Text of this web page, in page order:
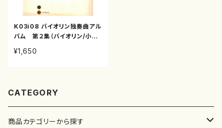
K03i08 バイオリン独奏曲アル
バム 第２集（バイオリン/小林
¥1,650
CATEGORY
商品カテゴリーから探す